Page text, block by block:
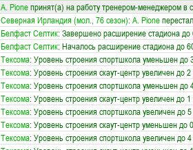
A. Pioneпринят(а) на работу тренером-менеджером в
Северная Ирландия (мол., 76 сезон): A. Pione
Белфаст Селтик: Завершено расширение стадиона до
Белфаст Селтик: Началось расширение стадиона до
Тексома: Уровень строения спортшкола уменьшен до
Тексома: Уровень строения скаут-центр увеличен до
Тексома: Уровень строения спортшкола уменьшен до
Тексома: Уровень строения скаут-центр увеличен до
Тексома: Уровень строения спортшкола увеличен до
Тексома: Уровень строения скаут-центр уменьшен до
Тексома: Уровень строения спортшкола увеличен до